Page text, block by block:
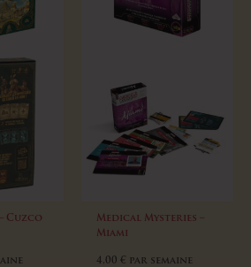
Cuzco
Medical Mysteries –
Miami
4,00 € par semaine